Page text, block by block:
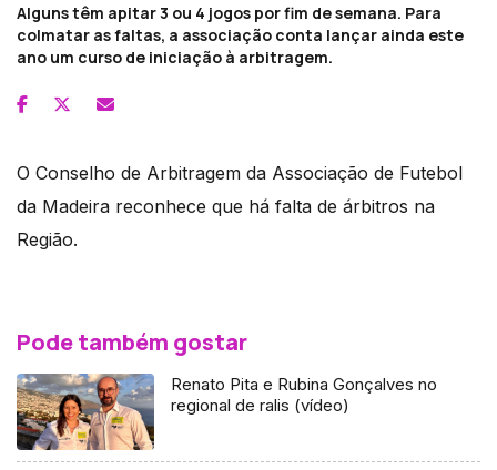
Alguns têm apitar 3 ou 4 jogos por fim de semana. Para
colmatar as faltas, a associação conta lançar ainda este
ano um curso de iniciação à arbitragem.
O Conselho de Arbitragem da Associação de Futebol
da Madeira reconhece que há falta de árbitros na
Região.
Pode também gostar
Renato Pita e Rubina Gonçalves no
regional de ralis (vídeo)